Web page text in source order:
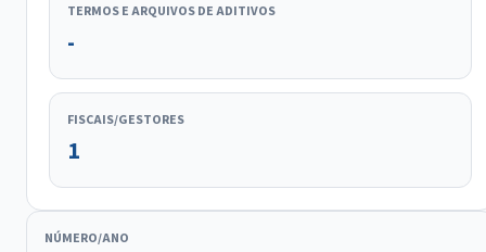
TERMOS E ARQUIVOS DE ADITIVOS
-
FISCAIS/GESTORES
1
NÚMERO/ANO